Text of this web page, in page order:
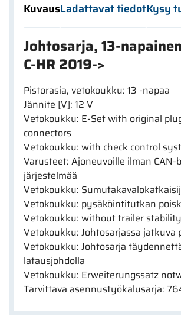
KuvausLadattavat tiedotKysy
Johtosarja, 13-
C-HR 2019->
Pistorasia, vetokoukku: 13 -napaa
Jännite [V]: 12 V
Vetokoukku: E-Set with original
connectors
Vetokoukku: with check control
Varusteet: Ajoneuvoille ilman CAN-
järjestelmää
Vetokoukku:
Vetokoukku: pysäköintitutkan
Vetokoukku: without trailer
Vetokoukku: Johtosarjassa jatkuva
Vetokoukku: Johtosarja
latausjohdolla
Vetokoukku: Erweiterungssatz
Tarvittava asennustyökalusarja: